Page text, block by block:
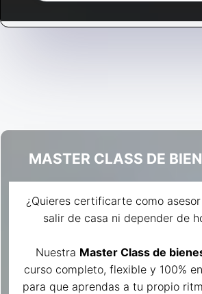
MASTER CLASS DE
¿Quieres certificarte como
salir de casa ni depender de
Nuestra Master Class de
curso completo, flexible y 100%
para que aprendas a tu propio